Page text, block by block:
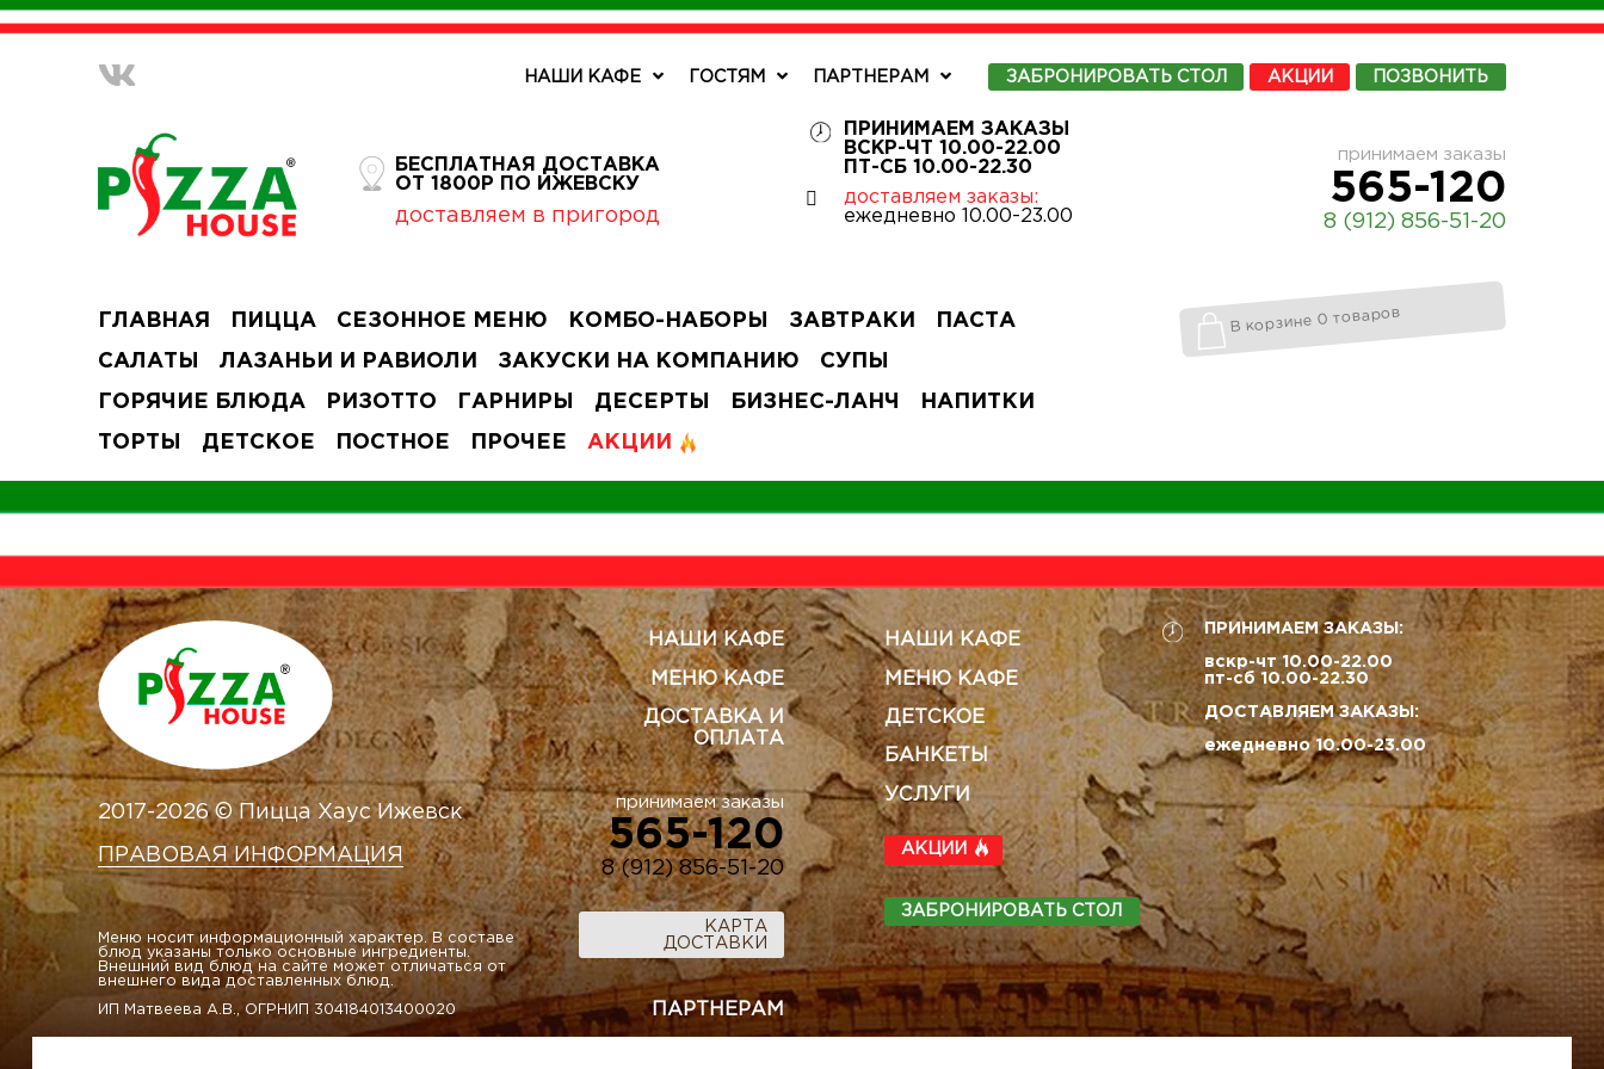
НАШИ КАФЕ ГОСТЯМ ПАРТНЕРАМ ЗАБРОНИРОВАТЬ СТОЛ АКЦИИ ПОЗВОНИТЬ
БЕСПЛАТНАЯ ДОСТАВКА
ОТ 1800Р ПО ИЖЕВСКУ
доставляем в пригород
ПРИНИМАЕМ ЗАКАЗЫ
ВСКР-ЧТ 10.00-22.00
ПТ-СБ 10.00-22.30
доставляем заказы:
ежедневно 10.00-23.00
принимаем заказы
565-120
8 (912) 856-51-20
ГЛАВНАЯ ПИЦЦА СЕЗОННОЕ МЕНЮ КОМБО-НАБОРЫ ЗАВТРАКИ ПАСТА
САЛАТЫ ЛАЗАНЬИ И РАВИОЛИ ЗАКУСКИ НА КОМПАНИЮ СУПЫ
ГОРЯЧИЕ БЛЮДА РИЗОТТО ГАРНИРЫ ДЕСЕРТЫ БИЗНЕС-ЛАНЧ НАПИТКИ
ТОРТЫ ДЕТСКОЕ ПОСТНОЕ ПРОЧЕЕ АКЦИИ
В корзине 0 товаров
2017-2026 © Пицца Хаус Ижевск
ПРАВОВАЯ ИНФОРМАЦИЯ
Меню носит информационный характер. В составе
блюд указаны только основные ингредиенты.
Внешний вид блюд на сайте может отличаться от
внешнего вида доставленных блюд.
ИП Матвеева А.В., ОГРНИП 304184013400020
НАШИ КАФЕ
МЕНЮ КАФЕ
ДОСТАВКА И
ОПЛАТА
принимаем заказы
565-120
8 (912) 856-51-20
КАРТА
ДОСТАВКИ
ПАРТНЕРАМ
НАШИ КАФЕ
МЕНЮ КАФЕ
ДЕТСКОЕ
БАНКЕТЫ
УСЛУГИ
АКЦИИ
ЗАБРОНИРОВАТЬ СТОЛ
ПРИНИМАЕМ ЗАКАЗЫ:
вскр-чт 10.00-22.00
пт-сб 10.00-22.30
ДОСТАВЛЯЕМ ЗАКАЗЫ:
ежедневно 10.00-23.00